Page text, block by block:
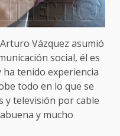
Arturo Vázquez asumió
social, él es
tenido experiencia
todo en lo que se
y televisión por cable
y mucho